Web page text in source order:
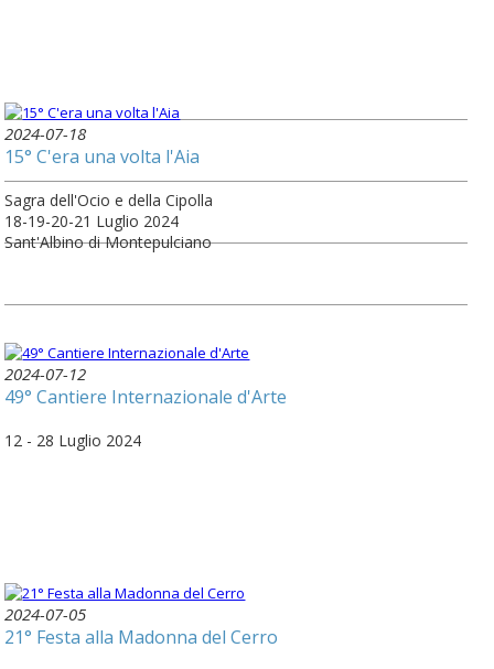
2024-07-18
15° C'era una volta l'Aia
Sagra dell'Ocio e della Cipolla
18-19-20-21 Luglio 2024
Sant'Albino di Montepulciano
2024-07-12
49° Cantiere Internazionale d'Arte
12 - 28 Luglio 2024
2024-07-05
21° Festa alla Madonna del Cerro